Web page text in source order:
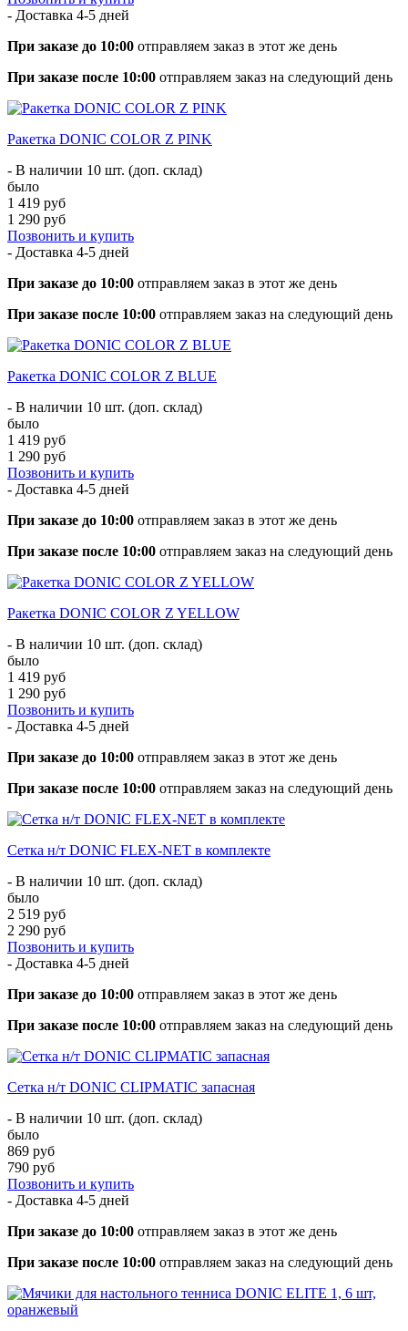
- Доставка 4-5 дней
При заказе до 10:00 отправляем заказ в этот же день
При заказе после 10:00 отправляем заказ на следующий день
Ракетка DONIC COLOR Z PINK
- В наличии 10 шт. (доп. склад)
было
1 419 руб
1 290 руб
Позвонить и купить
- Доставка 4-5 дней
При заказе до 10:00 отправляем заказ в этот же день
При заказе после 10:00 отправляем заказ на следующий день
Ракетка DONIC COLOR Z BLUE
- В наличии 10 шт. (доп. склад)
было
1 419 руб
1 290 руб
Позвонить и купить
- Доставка 4-5 дней
При заказе до 10:00 отправляем заказ в этот же день
При заказе после 10:00 отправляем заказ на следующий день
Ракетка DONIC COLOR Z YELLOW
- В наличии 10 шт. (доп. склад)
было
1 419 руб
1 290 руб
Позвонить и купить
- Доставка 4-5 дней
При заказе до 10:00 отправляем заказ в этот же день
При заказе после 10:00 отправляем заказ на следующий день
Сетка н/т DONIC FLEX-NET в комплекте
- В наличии 10 шт. (доп. склад)
было
2 519 руб
2 290 руб
Позвонить и купить
- Доставка 4-5 дней
При заказе до 10:00 отправляем заказ в этот же день
При заказе после 10:00 отправляем заказ на следующий день
Сетка н/т DONIC CLIPMATIC запасная
- В наличии 10 шт. (доп. склад)
было
869 руб
790 руб
Позвонить и купить
- Доставка 4-5 дней
При заказе до 10:00 отправляем заказ в этот же день
При заказе после 10:00 отправляем заказ на следующий день